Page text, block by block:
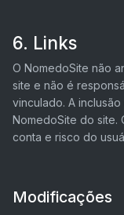
6. Links
O NomedoSite não
site e não é
vinculado. A
NomedoSite do site.
conta e risco do
Modificações